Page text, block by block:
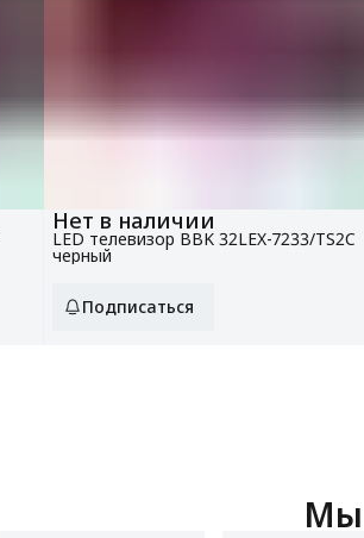
Нет в наличии
LED телевизор BBK 32LEX-7233/TS2C
черный
Подписаться
Мы